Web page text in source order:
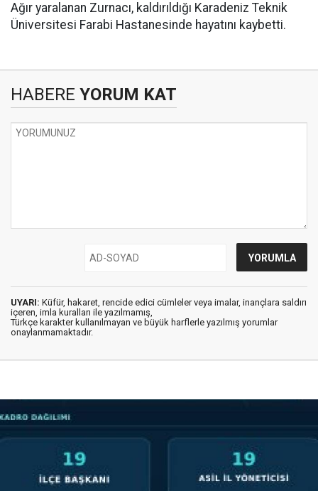
Ağır yaralanan Zurnacı, kaldırıldığı Karadeniz Teknik
Üniversitesi Farabi Hastanesinde hayatını kaybetti.
HABERE YORUM KAT
UYARI: Küfür, hakaret, rencide edici cümleler veya imalar, inançlara saldırı
içeren, imla kuralları ile yazılmamış,
Türkçe karakter kullanılmayan ve büyük harflerle yazılmış yorumlar
onaylanmamaktadır.